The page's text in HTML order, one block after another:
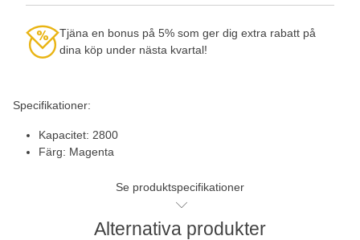
Specifikationer:
Kapacitet: 2800
Färg: Magenta
Se produktspecifikationer
Tjäna en bonus på 5% som ger dig extra rabatt på
dina köp under nästa kvartal!
Alternativa produkter